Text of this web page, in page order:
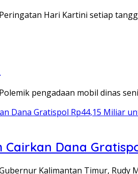
Peringatan Hari Kartini setiap
Polemik pengadaan mobil dinas
Cairkan Dana
Kalimantan Timur,